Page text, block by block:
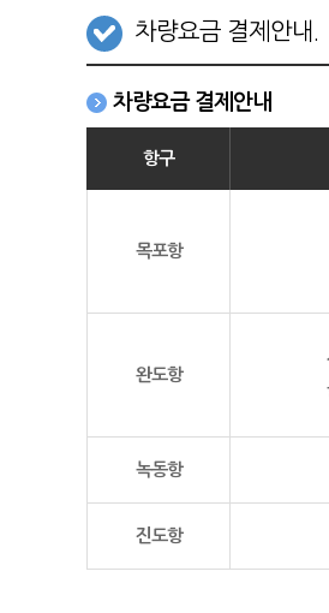
차량요금 결제안내.
차량요금 결제안내
항구
목포항
완도항
녹동항
진도항